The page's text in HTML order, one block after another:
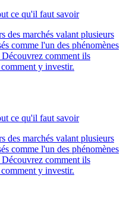
ce qu'il faut savoir
des marchés valant plusieurs
comme l'un des phénomènes
comment ils
y investir.
ce qu'il faut savoir
des marchés valant plusieurs
comme l'un des phénomènes
comment ils
y investir.